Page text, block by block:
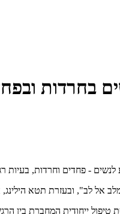
בחרדות
לנשים - פחדים וחרדות, בעיות
אל לב", ובעזרת תטא הילינג,
ייחודית המחברת בין